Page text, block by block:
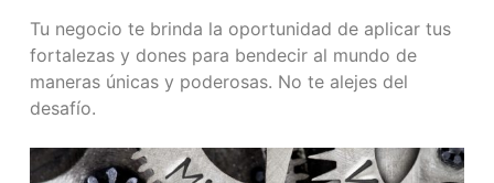
Tu negocio te brinda la oportunidad de aplicar tus
fortalezas y dones para bendecir al mundo de
maneras únicas y poderosas. No te alejes del
desafío.